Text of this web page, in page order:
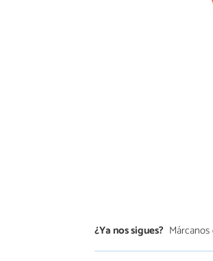
¿Ya nos sigues?